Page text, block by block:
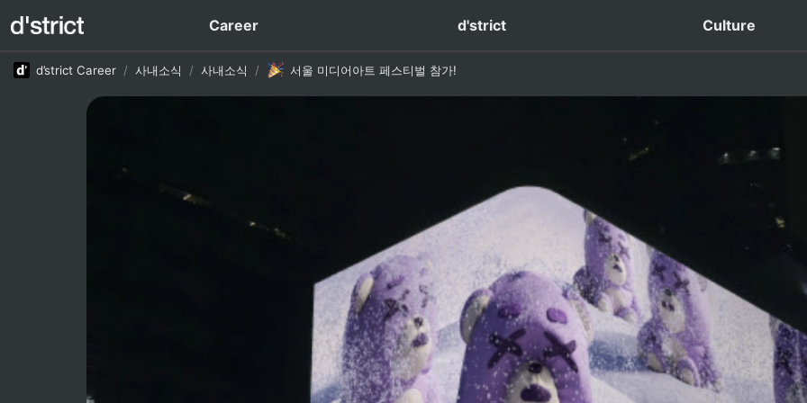
Career d'strict Culture
d’strict Career / 사내소식 / 사내소식 / 서울 미디어아트 페스티벌 참가!
사내소식